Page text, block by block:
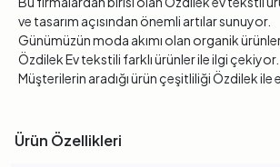
ve tasarım açısından önemli artılar sunuyor.
Günümüzün moda akımı olan organik
Özdilek Ev tekstili farklı ürünler ile ilgi çekiyor.
Müşterilerin aradığı ürün çeşitliliği Özdilek ile
Ürün Özellikleri